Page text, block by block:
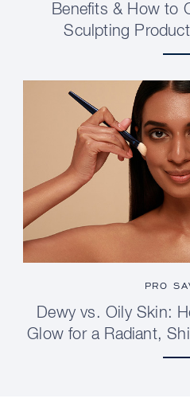
Benefits & How to
Sculpting
PRO
Dewy vs. Oily Skin:
Glow for a Radiant,